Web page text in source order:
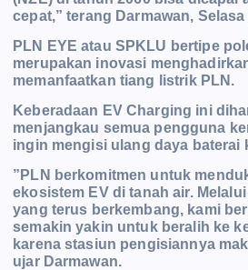
cepat,” terang Darmawan, Selasa
PLN EYE atau SPKLU bertipe
merupakan inovasi
memanfaatkan tiang listrik PLN.
Keberadaan EV Charging ini
menjangkau semua pengguna
ingin mengisi ulang daya baterai
”PLN berkomitmen untuk
ekosistem EV di tanah air.
yang terus berkembang, kami
semakin yakin untuk beralih ke
karena stasiun pengisiannya
ujar Darmawan.